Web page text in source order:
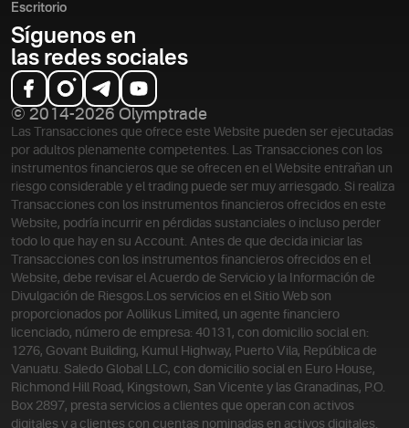
Escritorio
Síguenos en
las redes sociales
© 2014-2026 Olymptrade
Las Transacciones que ofrece este Website pueden ser ejecutadas
por adultos plenamente competentes. Las Transacciones con los
instrumentos financieros que se ofrecen en el Website entrañan un
riesgo considerable y el trading puede ser muy arriesgado. Si realiza
Transacciones con los instrumentos financieros ofrecidos en este
Website, podría incurrir en pérdidas sustanciales o incluso perder
todo lo que hay en su Account. Antes de que decida iniciar las
Transacciones con los instrumentos financieros ofrecidos en el
Website, debe revisar el Acuerdo de Servicio y la Información de
Divulgación de Riesgos. Los servicios en el Sitio Web son
proporcionados por Aollikus Limited, un agente financiero
licenciado, número de empresa: 40131, con domicilio social en:
1276, Govant Building, Kumul Highway, Puerto Vila, República de
Vanuatu. Saledo Global LLC, con domicilio social en Euro House,
Richmond Hill Road, Kingstown, San Vicente y las Granadinas, P.O.
Box 2897, presta servicios a clientes que operan con activos
digitales y a clientes con cuentas nominadas en activos digitales.